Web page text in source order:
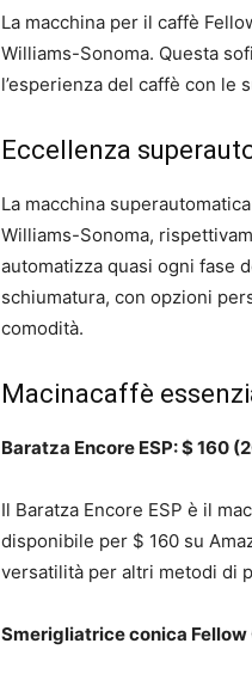
La macchina per il caffè
Williams-Sonoma. Questa
l’esperienza del caffè con le
Eccellenza
La macchina
Williams-Sonoma,
automatizza quasi ogni fase
schiumatura, con opzioni
comodità.
Macinacaffè
Baratza Encore ESP: $ 160
Il Baratza Encore ESP è il
disponibile per $ 160 su
versatilità per altri metodi di
Smerigliatrice conica Fellow